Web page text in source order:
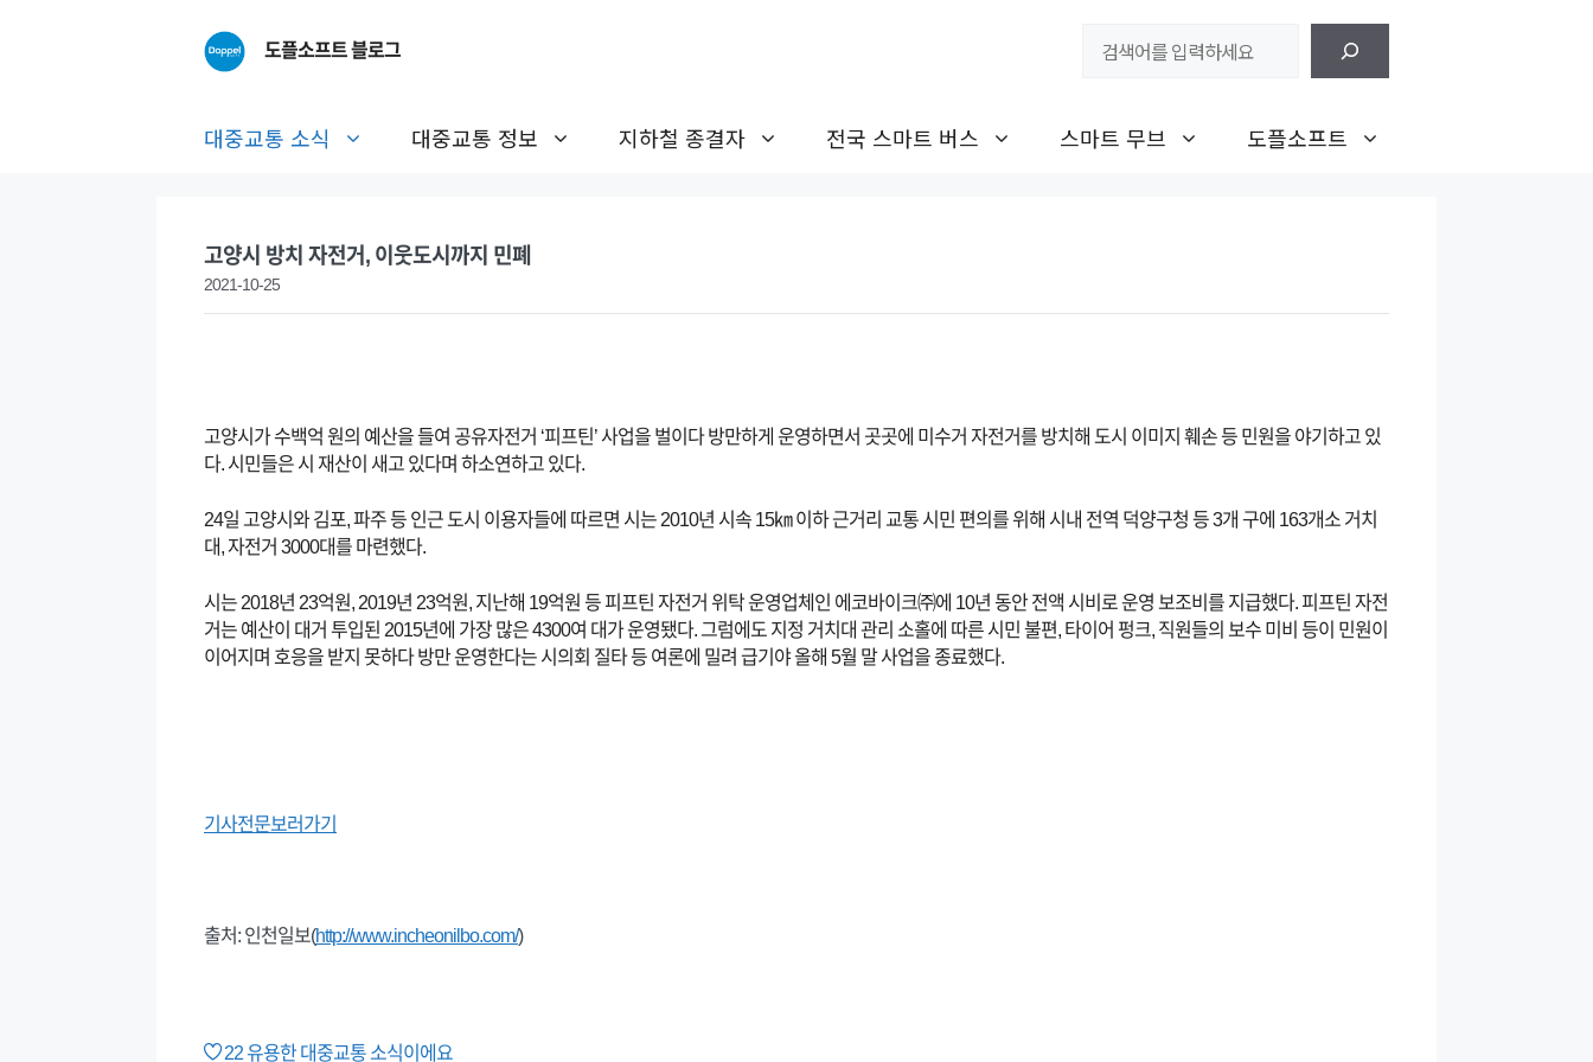
도플소프트 블로그
대중교통 소식 대중교통 정보 지하철 종결자 전국 스마트 버스 스마트 무브 도플소프트
고양시 방치 자전거, 이웃도시까지 민폐
2021-10-25
고양시가 수백억 원의 예산을 들여 공유자전거 ‘피프틴’ 사업을 벌이다 방만하게 운영하면서 곳곳에 미수거 자전거를 방치해 도시 이미지 훼손 등 민원을 야기하고 있
다. 시민들은 시 재산이 새고 있다며 하소연하고 있다.
24일 고양시와 김포, 파주 등 인근 도시 이용자들에 따르면 시는 2010년 시속 15㎞ 이하 근거리 교통 시민 편의를 위해 시내 전역 덕양구청 등 3개 구에 163개소 거치
대, 자전거 3000대를 마련했다.
시는 2018년 23억원, 2019년 23억원, 지난해 19억원 등 피프틴 자전거 위탁 운영업체인 에코바이크㈜에 10년 동안 전액 시비로 운영 보조비를 지급했다. 피프틴 자전
거는 예산이 대거 투입된 2015년에 가장 많은 4300여 대가 운영됐다. 그럼에도 지정 거치대 관리 소홀에 따른 시민 불편, 타이어 펑크, 직원들의 보수 미비 등이 민원이
이어지며 호응을 받지 못하다 방만 운영한다는 시의회 질타 등 여론에 밀려 급기야 올해 5월 말 사업을 종료했다.
기사전문보러가기
출처: 인천일보(http://www.incheonilbo.com/)
22유용한 대중교통 소식이에요